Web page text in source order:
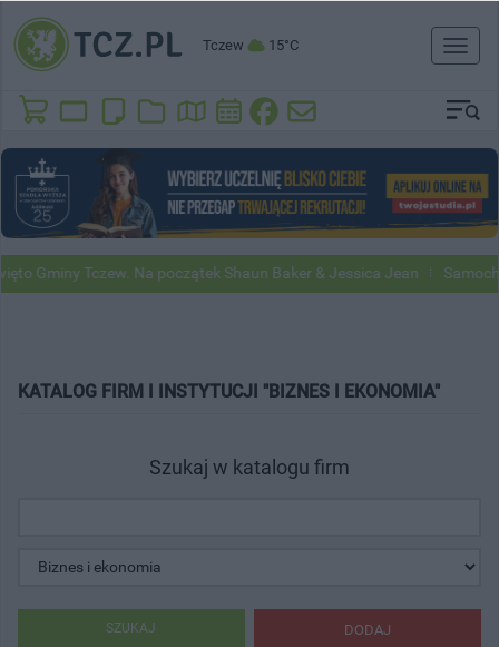
Tczew 15°C
Toggle
Gminy Tczew. Na początek Shaun Baker & Jessica Jean
KATALOG FIRM I INSTYTUCJI "BIZNES I EKONOMIA"
Szukaj w katalogu firm
DODAJ
SZUKAJ